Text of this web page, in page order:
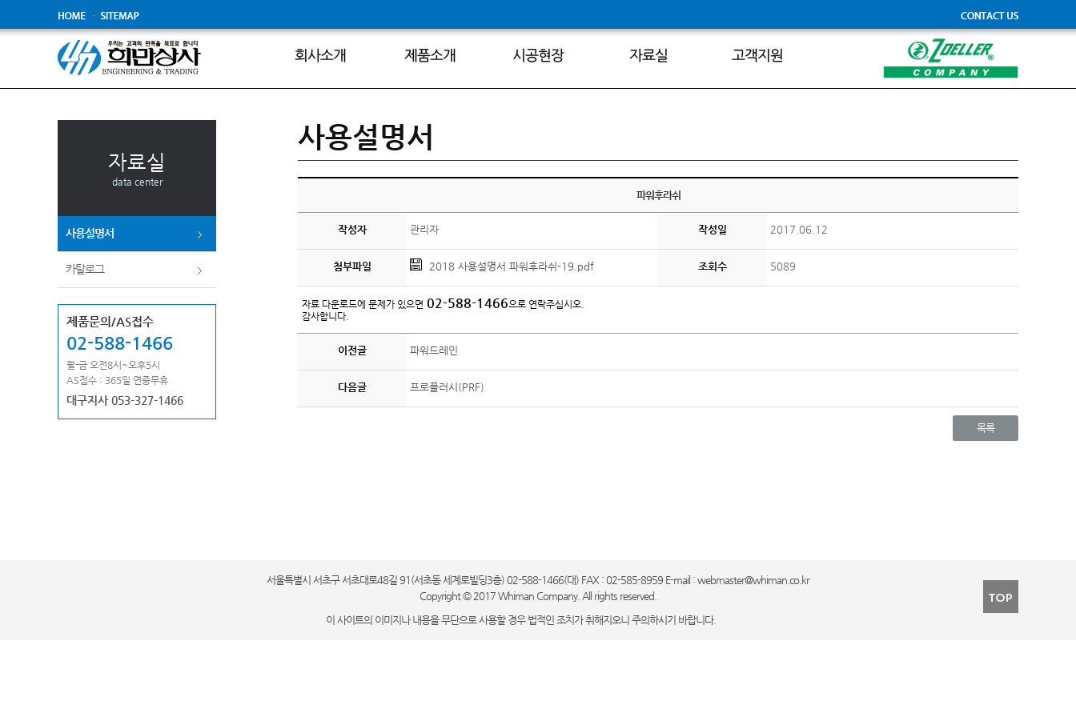
자료실
data center
사용설명서
카탈로그
제품문의/AS접수
02-588-1466
월-금 오전8시~오후5시
AS접수 : 365일 연중무휴
대구지사 053-327-1466
사용설명서
파워후라쉬
작성자 관리자 작성일 2017.06.12
첨부파일 2018 사용설명서 파워후라쉬-19.pdf 조회수 5089
자료 다운로드에 문제가 있으면 02-588-1466으로 연락주십시오.
감사합니다.
이전글 파워드레인
다음글 프로플러시(PRF)
목록
서울특별시 서초구 서초대로48길 91(서초동 세계로빌딩3층) 02-588-1466(대) FAX : 02-585-8959 E-mail : webmaster@whiman.co.kr
Copyright © 2017 Whiman Company. All rights reserved.
이 사이트의 이미지나 내용을 무단으로 사용할 경우 법적인 조치가 취해지오니 주의하시기 바랍니다.